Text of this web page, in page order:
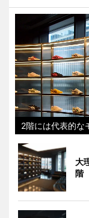
2階には代表的な
大
階